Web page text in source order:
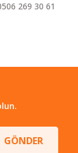
269 30 61
GÖNDER